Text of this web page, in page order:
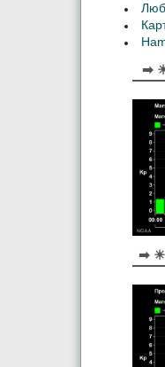
➡
➡ ☀